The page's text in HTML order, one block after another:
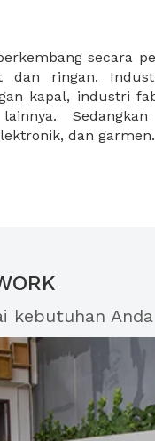
dan garmen.
kebutuhan Anda